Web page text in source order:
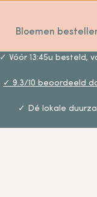
Bloemen
✓ Vóór 13:45u besteld,
✓ 9.3/10 beoordeeld
✓ Dé lokale